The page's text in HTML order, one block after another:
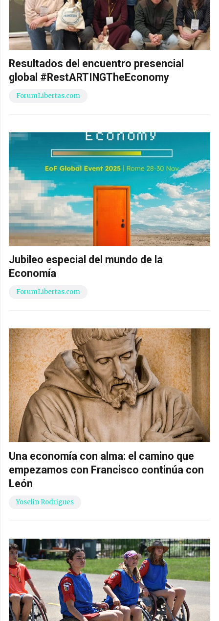
Resultados del encuentro presencial
global #RestARTINGTheEconomy
ForumLibertas.com
Jubileo especial del mundo de la
Economía
ForumLibertas.com
Una economía con alma: el camino que
empezamos con Francisco continúa con
León
Yoselin Rodrigues